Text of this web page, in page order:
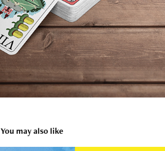
You may also like